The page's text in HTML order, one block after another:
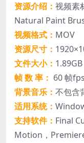
资源介绍： 视频素
Natural Paint
视频格式： MOV
资源尺寸：
文件大小： 1.89GB
帧 数 率： 60 帧fps
背景音乐： 不包含
适用系统：
支持软件： Final
Motion，